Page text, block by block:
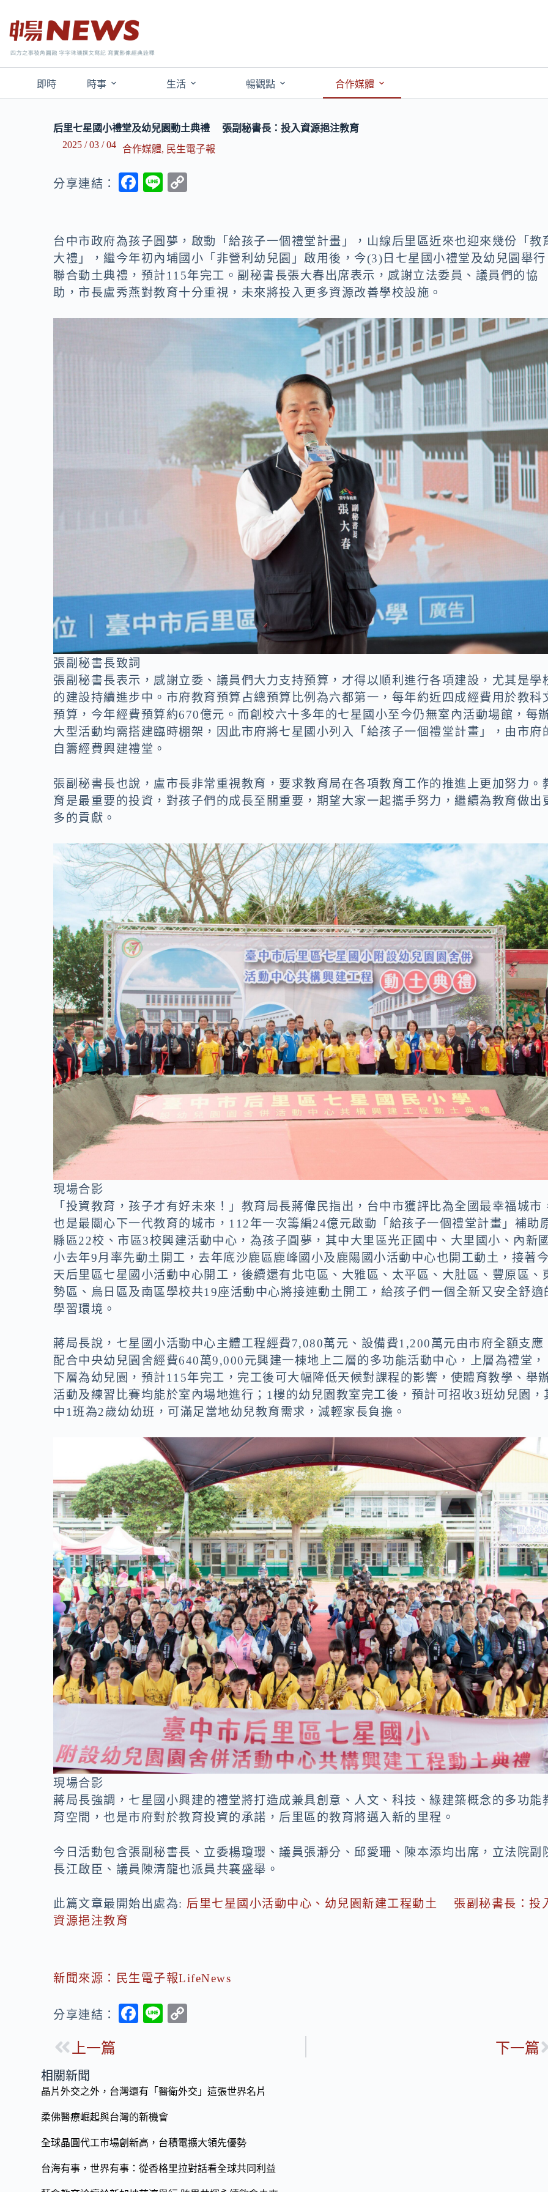
即時 時事 生活 暢觀點 合作媒體
后里七星國小禮堂及幼兒園動土典禮 張副秘書長：投入資源挹注教育
2025 / 03 / 04
合作媒體, 民生電子報
分享連結：
F
b
o
o
k
Li
y
Li
n
k
台中市政府為孩子圓夢，啟動「給孩子一個禮堂計畫」，山線后里區近來也迎來幾份「教
大禮」，繼今年初內埔國小「非營利幼兒園」啟用後，今(3)日七星國小禮堂及幼兒園舉行
聯合動土典禮，預計115年完工。副秘書長張大春出席表示，感謝立法委員、議員們的協
助，市長盧秀燕對教育十分重視，未來將投入更多資源改善學校設施。
張副秘書長致詞
張副秘書長表示，感謝立委、議員們大力支持預算，才得以順利進行各項建設，尤其是學
的建設持續進步中。市府教育預算占總預算比例為六都第一，每年約近四成經費用於教科
預算，今年經費預算約670億元。而創校六十多年的七星國小至今仍無室內活動場館，每
大型活動均需搭建臨時棚架，因此市府將七星國小列入「給孩子一個禮堂計畫」，由市府
自籌經費興建禮堂。
張副秘書長也說，盧市長非常重視教育，要求教育局在各項教育工作的推進上更加努力。
育是最重要的投資，對孩子們的成長至關重要，期望大家一起攜手努力，繼續為教育做出
多的貢獻。
現場合影
「投資教育，孩子才有好未來！」教育局長蔣偉民指出，台中市獲評比為全國最幸福城市
也是最關心下一代教育的城市，112年一次籌編24億元啟動「給孩子一個禮堂計畫」補助
縣區22校、市區3校興建活動中心，為孩子圓夢，其中大里區光正國中、大里國小、內新
小去年9月率先動土開工，去年底沙鹿區鹿峰國小及鹿陽國小活動中心也開工動土，接著
天后里區七星國小活動中心開工，後續還有北屯區、大雅區、太平區、大肚區、豐原區、
勢區、烏日區及南區學校共19座活動中心將接連動土開工，給孩子們一個全新又安全舒適
學習環境。
蔣局長說，七星國小活動中心主體工程經費7,080萬元、設備費1,200萬元由市府全額支應
配合中央幼兒園舍經費640萬9,000元興建一棟地上二層的多功能活動中心，上層為禮堂，
下層為幼兒園，預計115年完工，完工後可大幅降低天候對課程的影響，使體育教學、舉
活動及練習比賽均能於室內場地進行；1樓的幼兒園教室完工後，預計可招收3班幼兒園，
中1班為2歲幼幼班，可滿足當地幼兒教育需求，減輕家長負擔。
現場合影
蔣局長強調，七星國小興建的禮堂將打造成兼具創意、人文、科技、綠建築概念的多功能
育空間，也是市府對於教育投資的承諾，后里區的教育將邁入新的里程。
今日活動包含張副秘書長、立委楊瓊瓔、議員張瀞分、邱愛珊、陳本添均出席，立法院副
長江啟臣、議員陳清龍也派員共襄盛舉。
此篇文章最開始出處為: 后里七星國小活動中心、幼兒園新建工程動土 張副秘書長：投
資源挹注教育
新聞來源：民生電子報LifeNews
分享連結：
F
o
o
Li
Li
上一篇 下一篇
相關新聞
晶片外交之外，台灣還有「醫衛外交」這張世界名片
柔佛醫療崛起與台灣的新機會
全球晶圓代工市場創新高，台積電擴大領先優勢
台海有事，世界有事：從香格里拉對話看全球共同利益